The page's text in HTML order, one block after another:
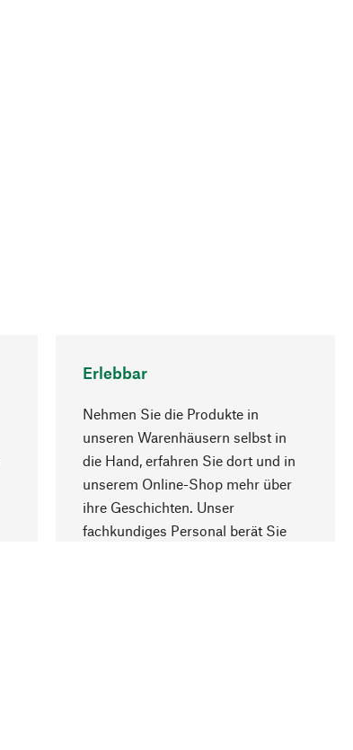
Erlebbar
Nehmen Sie die Produkte in
unseren Warenhäusern selbst in
die Hand, erfahren Sie dort und in
unserem Online-Shop mehr über
ihre Geschichten. Unser
fachkundiges Personal berät Sie